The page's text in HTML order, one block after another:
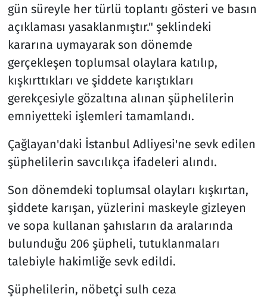
gün süreyle her türlü toplantı gösteri ve basın
açıklaması yasaklanmıştır." şeklindeki
kararına uymayarak son dönemde
gerçekleşen toplumsal olaylara katılıp,
kışkırttıkları ve şiddete karıştıkları
gerekçesiyle gözaltına alınan şüphelilerin
emniyetteki işlemleri tamamlandı.
Çağlayan'daki İstanbul Adliyesi'ne sevk edilen
şüphelilerin savcılıkça ifadeleri alındı.
Son dönemdeki toplumsal olayları kışkırtan,
şiddete karışan, yüzlerini maskeyle gizleyen
ve sopa kullanan şahısların da aralarında
bulunduğu 206 şüpheli, tutuklanmaları
talebiyle hakimliğe sevk edildi.
Şüphelilerin, nöbetçi sulh ceza